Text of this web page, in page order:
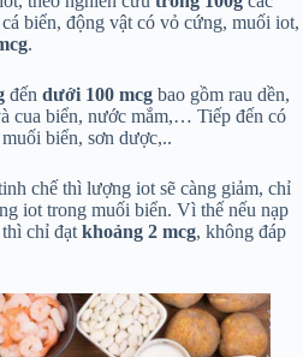
biển, động vật có vỏ cứng, muối iot,
.
đến dưới 100 mcg bao gồm rau dền,
cua biển, nước mắm,… Tiếp đến có
biển, sơn dược,..
chế thì lượng iot sẽ càng giảm, chỉ
iot trong muối biển. Vì thế nếu nạp
chỉ đạt khoảng 2 mcg, không đáp